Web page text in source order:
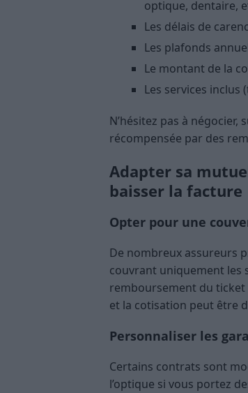
optique, dentaire,
Les délais de
Les plafonds
Le montant de la
Les services
N’hésitez pas à
récompensée par des
Adapter sa
baisser la facture
Opter pour une
De nombreux assureurs
couvrant uniquement les
remboursement du ticket
et la cotisation peut être
Personnaliser les
Certains contrats sont
l’optique si vous portez